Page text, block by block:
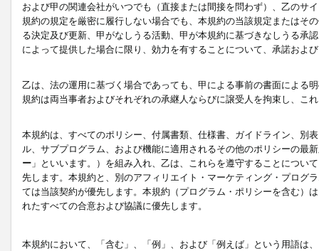
および甲の関連会社がいつでも（直接または間接を問わず）、乙のサ
規約の規定を厳密に履行しない場合でも、本規約の当該規定またはそ
る決定及び更新、甲がなしうる活動、甲が本規約に基づきなしうる承
によって提供した場合に限り、効力を有することについて、承諾およ
乙は、法の運用に基づく場合であっても、甲による事前の書面による
規約は両当事者およびそれぞれの承継人ならびに譲受人を拘束し、こ
本規約は、すべてのポリシー、付属書類、仕様書、ガイドライン、別
ル、サブプログラム、および機能に適用されるその他のポリシーの最
ー 」といいます。）を組み入れ、乙は、これらを遵守することにつ
先します。本規約と、別のアフィリエイト・マーケティング・プログ
ては当該契約が優先します。本規約（プログラム・ポリシーを含む）
れたすべての合意および協議に優先します。
本規約において、「含む」、「例」、および「例えば」という用語は